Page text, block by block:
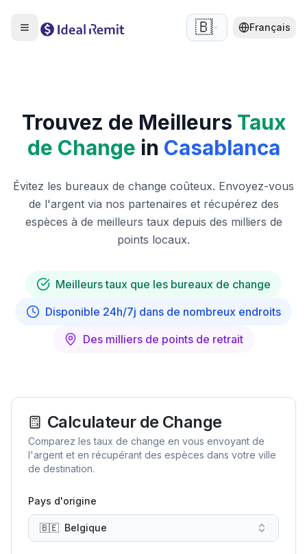
🇧🇪 Français
Trouvez de Meilleurs Taux
de Change in Casablanca
Évitez les bureaux de change coûteux. Envoyez-vous
de l'argent via nos partenaires et récupérez des
espèces à de meilleurs taux depuis des milliers de
points locaux.
Meilleurs taux que les bureaux de change
Disponible 24h/7j dans de nombreux endroits
Des milliers de points de retrait
Calculateur de Change
Comparez les taux de change en vous envoyant de
l'argent et en récupérant des espèces dans votre ville
de destination.
Pays d'origine
🇧🇪 Belgique